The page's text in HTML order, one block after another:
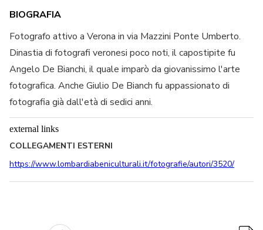
BIOGRAFIA
Fotografo attivo a Verona in via Mazzini Ponte Umberto.
Dinastia di fotografi veronesi poco noti, il capostipite fu
Angelo De Bianchi, il quale imparò da giovanissimo l'arte
fotografica. Anche Giulio De Bianch fu appassionato di
fotografia già dall'età di sedici anni.
external links
COLLEGAMENTI ESTERNI
https://www.lombardiabeniculturali.it/fotografie/autori/3520/